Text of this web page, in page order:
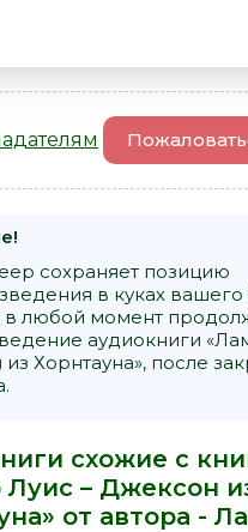
сохраняет позицию
в куках
в любой момент
аудиокниги
Хорнтауна», после
схожие с
Луис – Джексон
от автора -